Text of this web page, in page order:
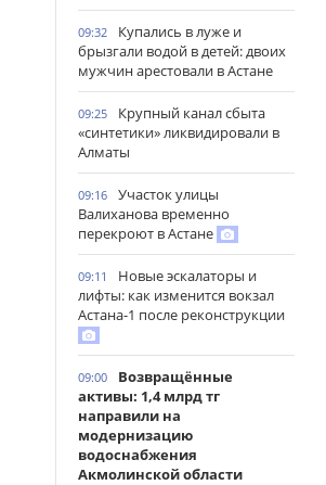
09:32
Купались в луже и
брызгали водой в детей: двоих
мужчин арестовали в Астане
09:25
Крупный канал сбыта
«синтетики» ликвидировали в
Алматы
09:16
Участок улицы
Валиханова временно
перекроют в Астане
09:11
Новые эскалаторы и
лифты: как изменится вокзал
Астана-1 после реконструкции
09:00
Возвращённые
активы: 1,4 млрд тг
направили на
модернизацию
водоснабжения
Акмолинской области